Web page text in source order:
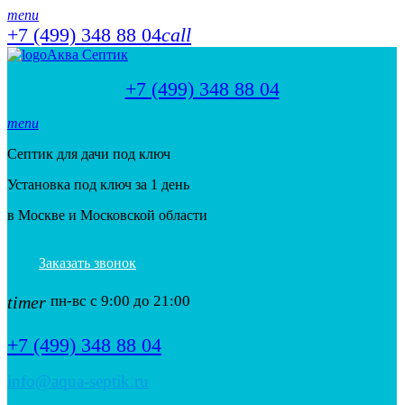
menu
+7 (499) 348 88 04call
Аква Септик
+7 (499) 348 88 04
menu
Септик для дачи под ключ
Установка под ключ за 1 день
в Москве и Московской области
Заказать звонок
timer пн-вс с 9:00 до 21:00
+7 (499) 348 88 04
info@aqua-septik.ru